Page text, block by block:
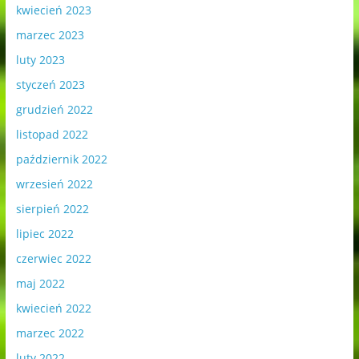
kwiecień 2023
marzec 2023
luty 2023
styczeń 2023
grudzień 2022
listopad 2022
październik 2022
wrzesień 2022
sierpień 2022
lipiec 2022
czerwiec 2022
maj 2022
kwiecień 2022
marzec 2022